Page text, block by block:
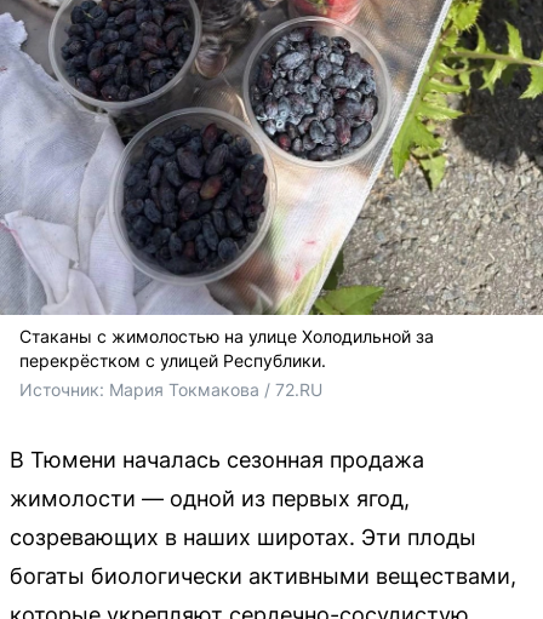
Стаканы с жимолостью на улице Холодильной за
перекрёстком с улицей Республики.
Источник: Мария Токмакова / 72.RU
В Тюмени началась сезонная продажа
жимолости — одной из первых ягод,
созревающих в наших широтах. Эти плоды
богаты биологически активными веществами,